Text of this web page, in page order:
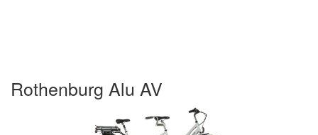
Rothenburg Alu AV